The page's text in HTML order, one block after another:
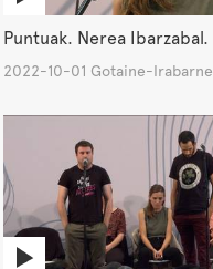
Puntuak. Nerea Ibarzabal.
2022-10-01 Gotaine-Irabarne